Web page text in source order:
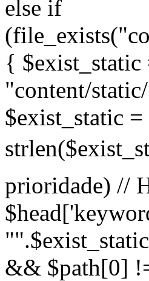
else if
{ $exist_static
"content/
$exist_static
prioridade) //
&& $path[0]